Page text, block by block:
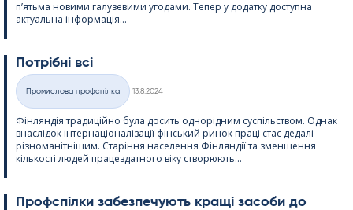
п’ятьма новими галузевими угодами. Тепер у додатку доступна
актуальна інформація...
Потрібні всі
Категорії
Промислова профспілка
13.8.2024
Фінляндія традиційно була досить однорідним суспільством. Однак
внаслідок інтернаціоналізації фінський ринок праці стає дедалі
різноманітнішим. Старіння населення Фінляндії та зменшення
кількості людей працездатного віку створюють...
Профспілки забезпечують кращі засоби до